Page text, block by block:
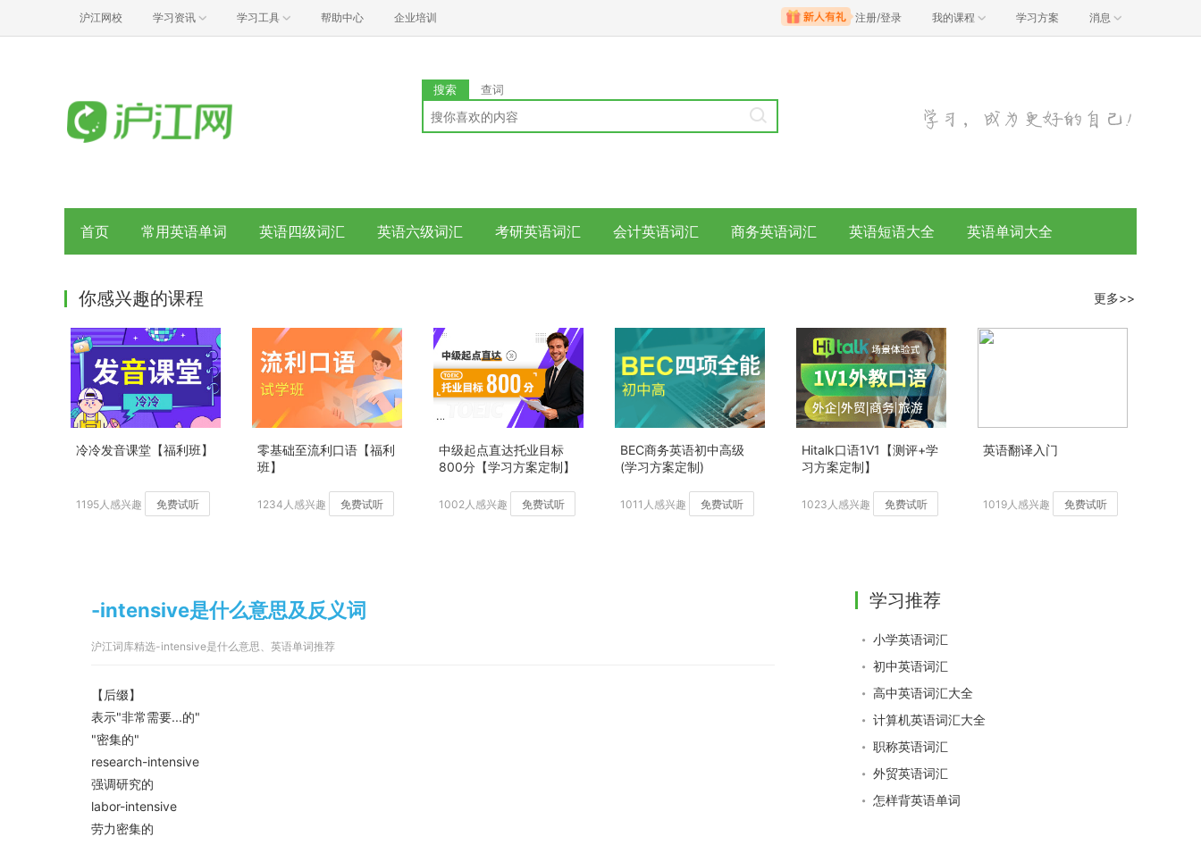
沪江网校 学习资讯 学习工具 帮助中心 企业培训 注册/登录 我的课程 学习方案 消息
搜索 查词
首页 常用英语单词 英语四级词汇 英语六级词汇 考研英语词汇 会计英语词汇 商务英语词汇 英语短语大全 英语单词大全
你感兴趣的课程 更多>>
冷冷发音课堂【福利班】
1195人感兴趣 免费试听
零基础至流利口语【福利
班】
1234人感兴趣 免费试听
中级起点直达托业目标
800分【学习方案定制】
1002人感兴趣 免费试听
BEC商务英语初中高级
(学习方案定制)
1011人感兴趣 免费试听
Hitalk口语1V1【测评+学
习方案定制】
1023人感兴趣 免费试听
英语翻译入门
1019人感兴趣 免费试听
-intensive是什么意思及反义词
沪江词库精选-intensive是什么意思、英语单词推荐
【后缀】
表示"非常需要...的"
"密集的"
research-intensive
强调研究的
labor-intensive
劳力密集的
学习推荐
小学英语词汇
初中英语词汇
高中英语词汇大全
计算机英语词汇大全
职称英语词汇
外贸英语词汇
怎样背英语单词